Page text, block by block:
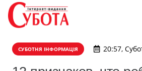
СУБОТНЯ ІНФОРМАЦІЯ 20:57,